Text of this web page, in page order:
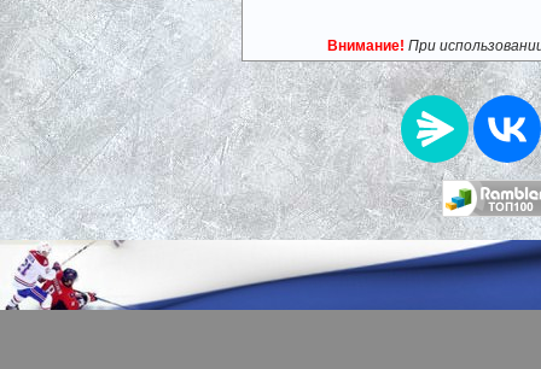
Внимание! При